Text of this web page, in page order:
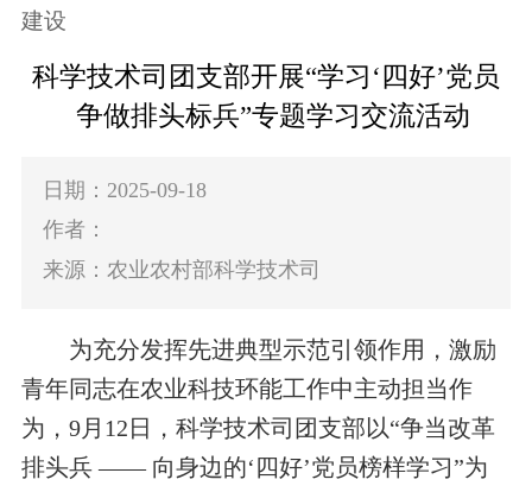
建设
科学技术司团支部开展“学习‘四好’党员
争做排头标兵”专题学习交流活动
日期：2025-09-18
作者：
来源：农业农村部科学技术司
为充分发挥先进典型示范引领作用，激励
青年同志在农业科技环能工作中主动担当作
为，9月12日，科学技术司团支部以“争当改革
排头兵 —— 向身边的‘四好’党员榜样学习”为